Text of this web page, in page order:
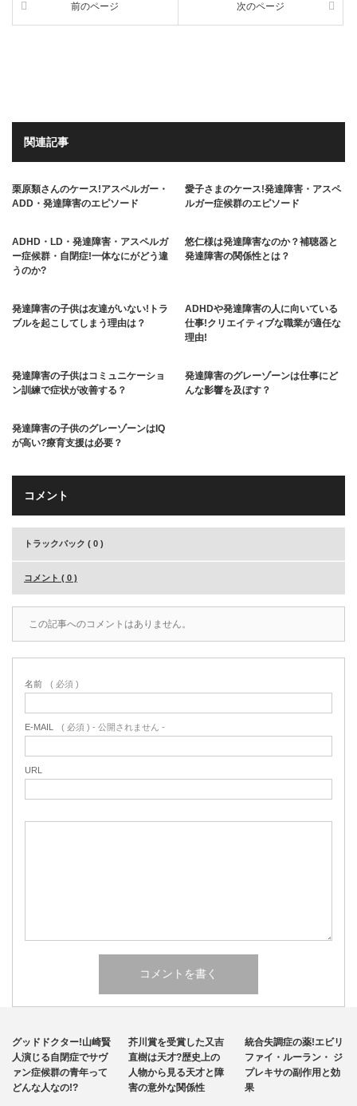
前のページ 次のページ
関連記事
栗原類さんのケース!アスペルガー・
ADD・発達障害のエピソード
愛子さまのケース!発達障害・アスペ
ルガー症候群のエピソード
ADHD・LD・発達障害・アスペルガ
ー症候群・自閉症!一体なにがどう違
うのか?
悠仁様は発達障害なのか？補聴器と
発達障害の関係性とは？
発達障害の子供は友達がいない!トラ
ブルを起こしてしまう理由は？
ADHDや発達障害の人に向いている
仕事!クリエイティブな職業が適任な
理由!
発達障害の子供はコミュニケーショ
ン訓練で症状が改善する？
発達障害のグレーゾーンは仕事にど
んな影響を及ぼす？
発達障害の子供のグレーゾーンはIQ
が高い?療育支援は必要？
コメント
トラックバック ( 0 )
コメント ( 0 )
この記事へのコメントはありません。
名前 ( 必須 )
E-MAIL ( 必須 ) - 公開されません -
URL
自閉症
グッドドクター!山崎賢
人演じる自閉症でサヴ
ァン症候群の青年って
どんな人なの!?
芥川賞を受賞した又吉
直樹は天才?歴史上の
人物から見る天才と障
害の意外な関係性
統合失調症の薬!エビリ
ファイ・ルーラン・ ジ
プレキサの副作用と効
果